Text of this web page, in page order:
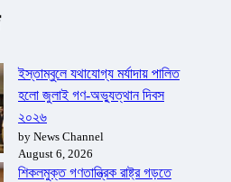
ইস্তাম্বুলে যথাযোগ্য মর্যাদায় পালিত
হলো জুলাই গণ-অভ্যুত্থান দিবস
২০২৬
by News Channel
August 6, 2026
শিকলমুক্ত গণতান্ত্রিক রাষ্ট্র গড়তে